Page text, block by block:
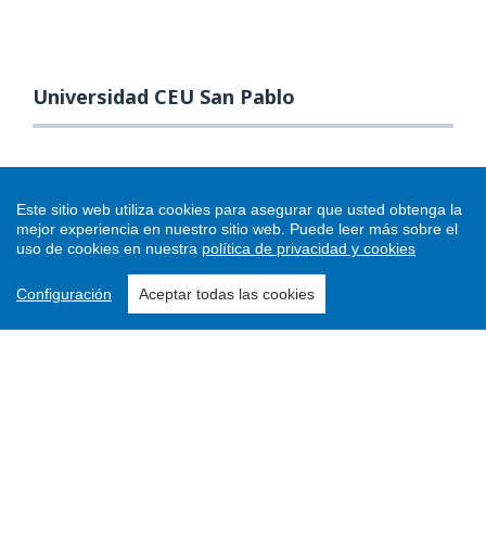
Universidad CEU San Pablo
Este sitio web utiliza cookies para asegurar que usted obtenga la
mejor experiencia en nuestro sitio web. Puede leer más sobre el
uso de cookies en nuestra política de privacidad y cookies
Configuración Aceptar todas las cookies